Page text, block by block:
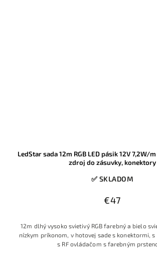
LedStar sada 12m RGB LED pásik 12V 7,2W/
zdroj do zásuvky, konektory
✅ SKLADOM
€47
12m dlhý vysoko svietivý RGB farebný a bielo
nízkym príkonom, v hotovej sade s konektormi,
s RF ovládačom s farebným